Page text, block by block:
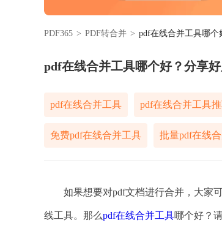
PDF365 > PDF转合并 > pdf在线合并工具哪
pdf在线合并工具哪个好？分享
pdf在线合并工具 pdf在线合并工具
免费pdf在线合并工具 批量pdf在线
如果想要对pdf文档进行合并，大家可
线工具。那么pdf在线合并工具哪个好？